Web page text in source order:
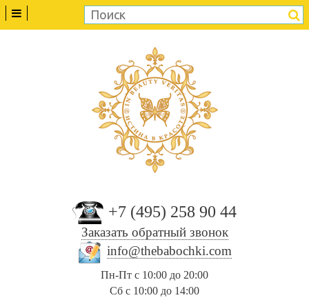
+7 (495) 258 90 44
Заказать обратный звонок
info@thebabochki.com
Пн-Пт с 10:00 до 20:00
Сб с 10:00 до 14:00